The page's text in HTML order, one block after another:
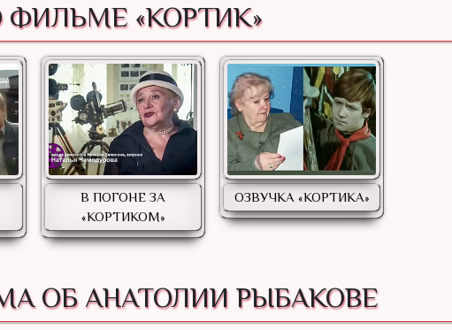
ФИЛЬМЕ «КОРТИК»
В ПОГОНЕ ЗА
«КОРТИКОМ»
ОЗВУЧКА «КОРТИКА»
ОБ АНАТОЛИИ РЫБАКОВЕ